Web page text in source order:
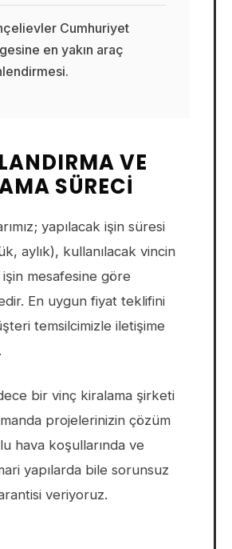
Cumhuriyet
en yakın araç
VE
SÜRECI
yapılacak işin süresi
aylık), kullanılacak vincin
mesafesine göre
En uygun fiyat teklifini
temsilcimizle iletişime
bir vinç kiralama şirketi
projelerinizin çözüm
hava koşullarında ve
yapılarda bile sorunsuz
veriyoruz.